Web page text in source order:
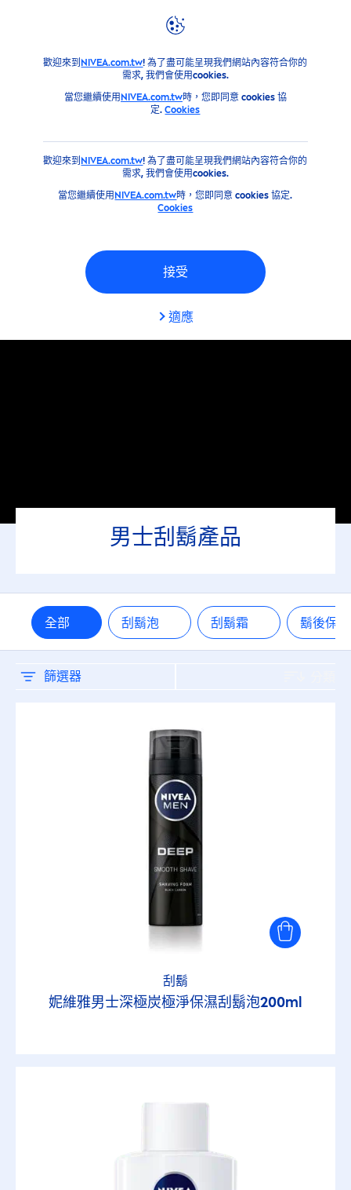
歡迎來到 NIVEA.com.tw! 為了盡可能呈現我們網站內容符合你的
需求, 我們會使用cookies.
當您繼續使用 NIVEA.com.tw時，您即同意 cookies 協
定.Cookies
歡迎來到 NIVEA.com.tw! 為了盡可能呈現我們網站內容符合你的
需求, 我們會使用cookies.
當您繼續使用 NIVEA.com.tw時，您即同意 cookies 協定.
Cookies
接受
適應
產品 男士產品 刮鬍產品
男士刮鬍產品
全部 刮鬍泡 刮鬍霜 鬍後保
篩選器
所有膚質
選擇的篩選器
刮鬍
妮維雅男士深極炭極淨保濕刮鬍泡200ml